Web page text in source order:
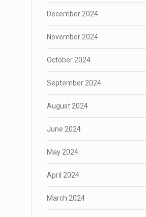
December 2024
November 2024
October 2024
September 2024
August 2024
June 2024
May 2024
April 2024
March 2024